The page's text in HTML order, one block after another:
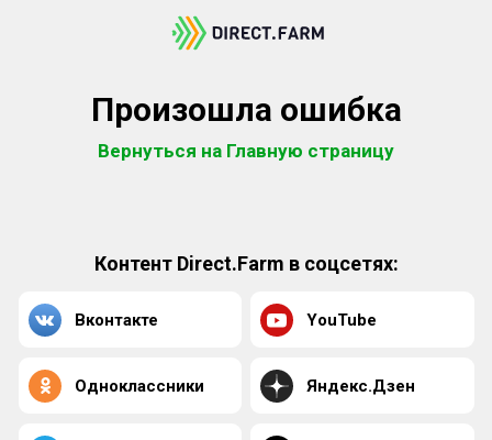
Произошла ошибка
Вернуться на Главную страницу
Контент Direct.Farm в соцсетях:
Вконтакте YouTube
Одноклассники Яндекс.Дзен